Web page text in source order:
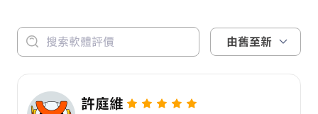
由舊至新
許庭維